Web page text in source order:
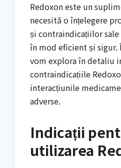
Redoxon este un
necesită o înțelegere
și contraindicațiilor
în mod eficient și sigur.
vom explora în detaliu
contraindicațiile
interacțiunile
adverse.
Indicații
utilizarea